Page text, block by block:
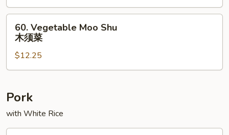
木
须
Vegetable
Moo
Shu
木
菜
60. Vegetable Moo Shu
木须菜
$12.25
Pork
with White Rice